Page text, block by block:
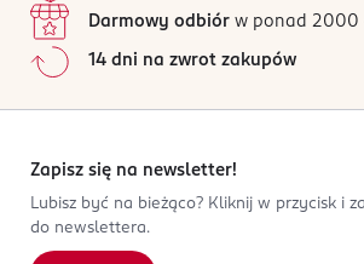
Darmowy odbiór w ponad 2000
14 dni na zwrot zakupów
Zapisz się na newsletter!
Lubisz być na bieżąco? Kliknij w przycisk i
do newslettera.